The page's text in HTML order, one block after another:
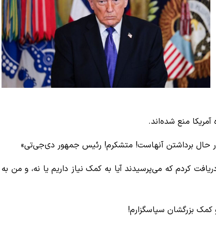
آمریکا منع شده‌اند.
در حال برداشتن آنهاست! متشکرم! رئیس جمهور دی‌جی‌تی»
کردم که می‌پرسیدند آیا به کمک نیاز داریم یا نه، و من به
بزرگشان سپاسگزارم!